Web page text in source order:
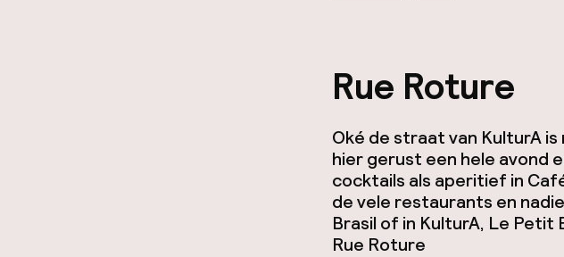
Rue Roture
Oké de straat van KulturA
hier gerust een hele avond
cocktails als aperitief in
de vele restaurants en
Brasil of in KulturA, Le Petit
Rue Roture